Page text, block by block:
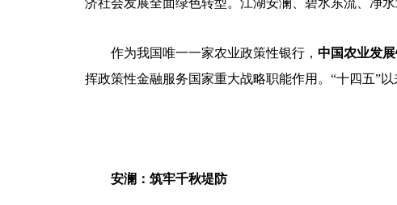
济社会发展全面绿色转型。江湖安澜、碧水东流、净
作为我国唯一一家农业政策性银行，中国农业发
挥政策性金融服务国家重大战略职能作用。 “十四五”
安澜：筑牢千秋堤防